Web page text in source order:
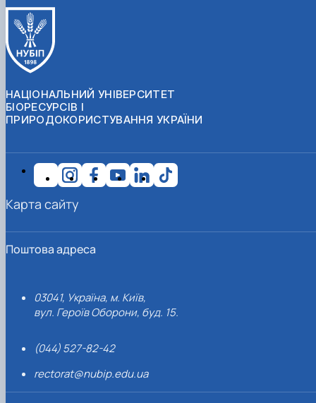
НАЦІОНАЛЬНИЙ УНІВЕРСИТЕТ
БІОРЕСУРСІВ І
ПРИРОДОКОРИСТУВАННЯ УКРАЇНИ
Поштова адреса
03041, Україна, м. Київ,
вул. Героїв Оборони, буд. 15.
(044) 527-82-42
rectorat@nubip.edu.ua
Карта сайту